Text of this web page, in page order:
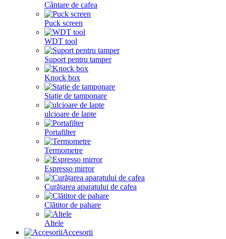
Cântare de cafea
Puck screen
WDT tool
Suport pentru tamper
Knock box
Stație de tamponare
ulcioare de lapte
Portafilter
Termometre
Espresso mirror
Curățarea aparatului de cafea
Clătitor de pahare
Altele
Accesorii